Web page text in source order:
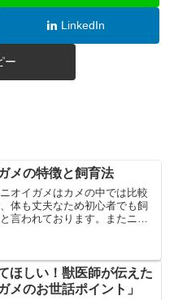
LinkedIn
ー
メの特徴と飼育法
オイガメはカメの中では比較
体も丈夫なため初心者でも飼
言われております。またニオ
っており、身を守る際に悪臭
とがこの名の由来...
ほしい！獣医師が伝えた
メのお世話ポイント」